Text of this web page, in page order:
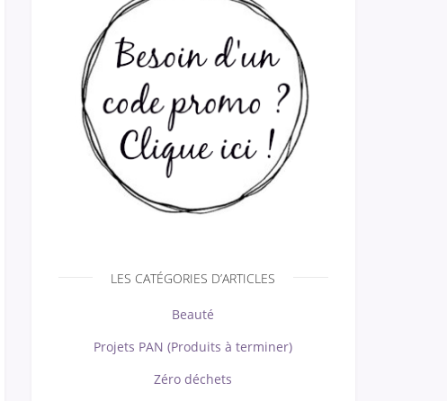
LES CATÉGORIES D’ARTICLES
Beauté
Projets PAN (Produits à terminer)
Zéro déchets